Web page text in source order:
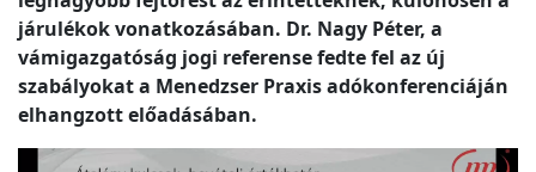
járulékok vonatkozásában. Dr. Nagy Péter, a
vámigazgatóság jogi referense fedte fel az új
szabályokat a Menedzser Praxis adókonferenciáján
elhangzott előadásában.